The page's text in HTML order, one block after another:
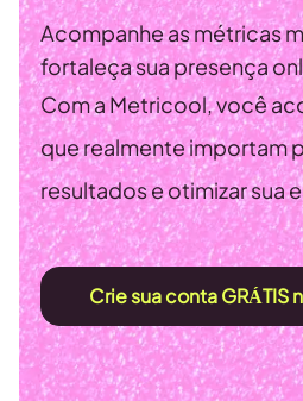
Acompanhe as métricas
fortaleça sua presença
Com a Metricool, você
que realmente importam
resultados e otimizar sua
Crie sua conta GRÁTIS